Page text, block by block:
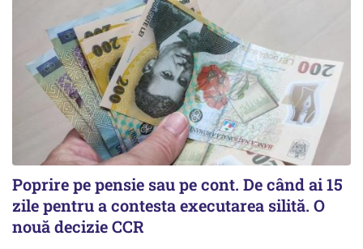
Poprire pe pensie sau pe cont. De când ai 15
zile pentru a contesta executarea silită. O
nouă decizie CCR